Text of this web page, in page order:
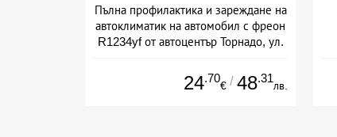
Пълна профилактика и зареждане на
автоклиматик на автомобил с фреон
R1234yf от автоцентър Торнадо, ул.
24.70
€ / 48.31
лв.